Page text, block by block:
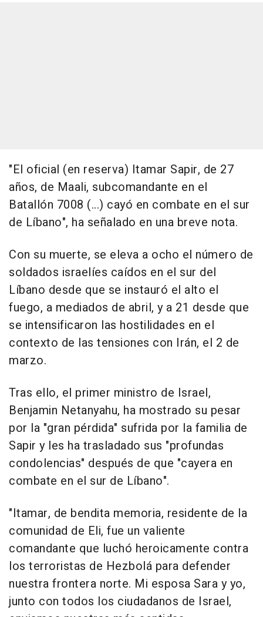
"El oficial (en reserva) Itamar Sapir, de 27
años, de Maali, subcomandante en el
Batallón 7008 (...) cayó en combate en el sur
de Líbano", ha señalado en una breve nota.
Con su muerte, se eleva a ocho el número de
soldados israelíes caídos en el sur del
Líbano desde que se instauró el alto el
fuego, a mediados de abril, y a 21 desde que
se intensificaron las hostilidades en el
contexto de las tensiones con Irán, el 2 de
marzo.
Tras ello, el primer ministro de Israel,
Benjamin Netanyahu, ha mostrado su pesar
por la "gran pérdida" sufrida por la familia de
Sapir y les ha trasladado sus "profundas
condolencias" después de que "cayera en
combate en el sur de Líbano".
"Itamar, de bendita memoria, residente de la
comunidad de Eli, fue un valiente
comandante que luchó heroicamente contra
los terroristas de Hezbolá para defender
nuestra frontera norte. Mi esposa Sara y yo,
junto con todos los ciudadanos de Israel,